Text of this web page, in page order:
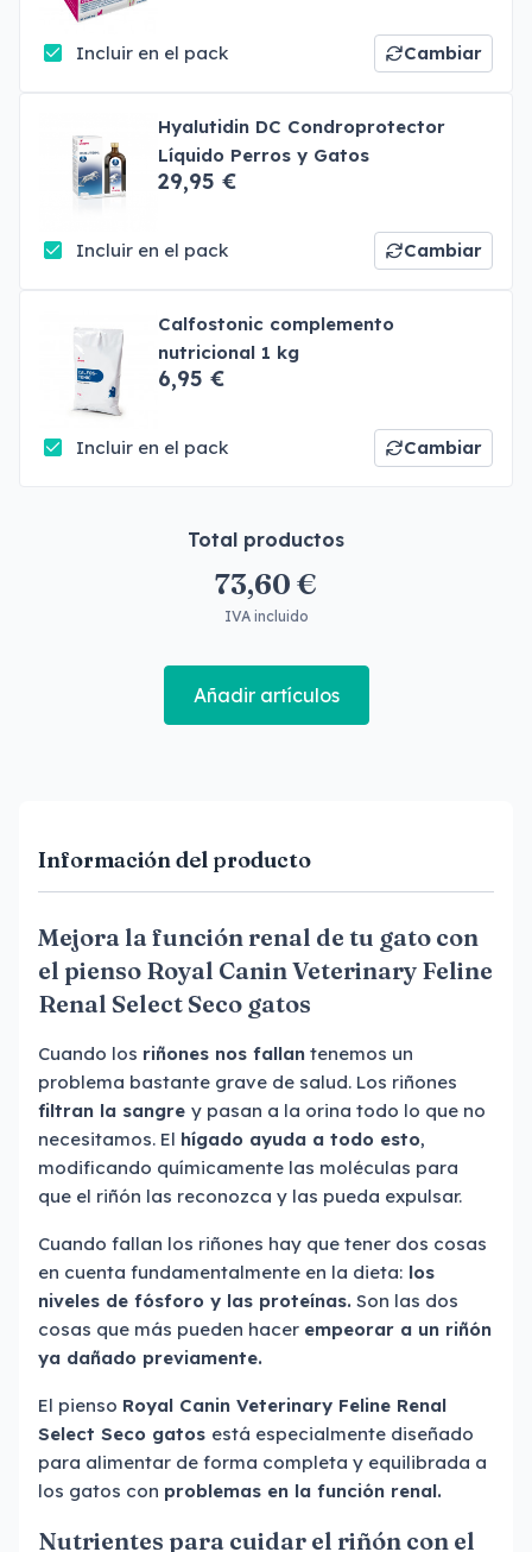
Incluir en el pack Cambiar
Hyalutidin DC Condroprotector
Líquido Perros y Gatos
29,95 €
Incluir en el pack Cambiar
Calfostonic complemento
nutricional 1 kg
6,95 €
Incluir en el pack Cambiar
Total productos
73,60 €
IVA incluido
Añadir artículos
Información del producto
Mejora la función renal de tu gato con
el pienso Royal Canin Veterinary Feline
Renal Select Seco gatos
Cuando los riñones nos fallan tenemos un
problema bastante grave de salud. Los riñones
filtran la sangre y pasan a la orina todo lo que no
necesitamos. El hígado ayuda a todo esto,
modificando químicamente las moléculas para
que el riñón las reconozca y las pueda expulsar.
Cuando fallan los riñones hay que tener dos cosas
en cuenta fundamentalmente en la dieta: los
niveles de fósforo y las proteínas. Son las dos
cosas que más pueden hacer empeorar a un riñón
ya dañado previamente.
El pienso Royal Canin Veterinary Feline Renal
Select Seco gatos está especialmente diseñado
para alimentar de forma completa y equilibrada a
los gatos con problemas en la función renal.
Nutrientes para cuidar el riñón con el